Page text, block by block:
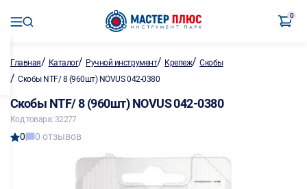
0
Главная/ Каталог/ Ручной инструмент/ Крепеж/Скобы
/ Скобы NTF/ 8 (960шт) NOVUS 042-0380
Скобы NTF/ 8 (960шт) NOVUS 042-0380
Код товара: 32277
0 0 отзывов